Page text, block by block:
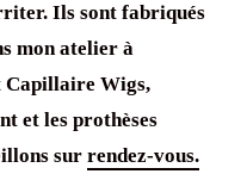
Ils sont fabriqués
mon atelier à
Capillaire Wigs,
et les prothèses
sur rendez-vous.